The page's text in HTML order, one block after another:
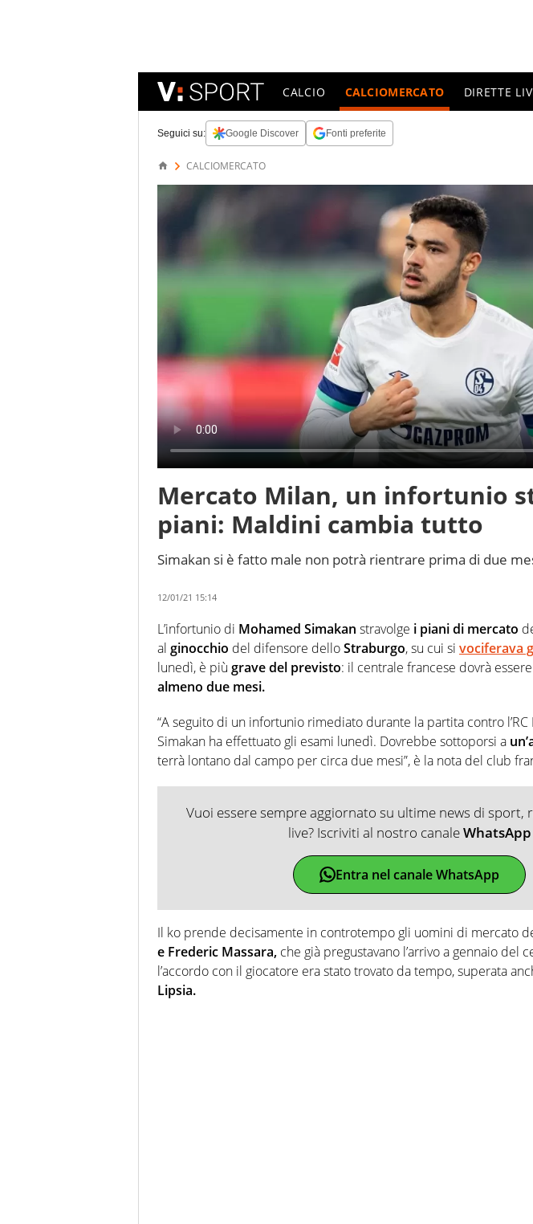
CALCIO CALCIOMERCATO DIRETTE
Seguici su: Google Discover Fonti preferite
CALCIOMERCATO
Mercato Milan, un infortunio
piani: Maldini cambia tutto
Simakan si è fatto male non potrà rientrare prima di due
12/01/21 15:14
L’infortunio di Mohamed Simakan stravolge i piani di mercato
al ginocchio del difensore delloStraburgo, su cui si vociferava
lunedì, è più grave del previsto: il centrale francese dovrà
almeno due mesi.
“A seguito di un infortunio rimediato durante la partita contro l’RC
Simakan ha effettuato gli esami lunedì. Dovrebbe sottoporsi a
terrà lontano dal campo per circa due mesi”, è la nota del club
Vuoi essere sempre aggiornato su ultime news di sport,
live? Iscriviti al nostro canaleWhatsApp
Entra nel canale WhatsApp
Il ko prende decisamente in controtempo gli uomini di mercato
e Frederic Massara, che già pregustavano l’arrivo a gennaio del
l’accordo con il giocatore era stato trovato da tempo, superata
Lipsia.